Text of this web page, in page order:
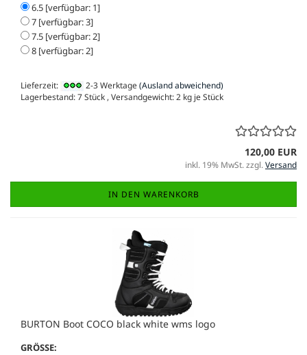
6.5 [verfügbar: 1]
7 [verfügbar: 3]
7.5 [verfügbar: 2]
8 [verfügbar: 2]
Lieferzeit: 2-3 Werktage(Ausland abweichend)
Lagerbestand: 7 Stück , Versandgewicht:2 kg je Stück
120,00 EUR
inkl. 19% MwSt. zzgl.Versand
IN DEN WARENKORB
BURTON Boot COCO black white wms logo
GRÖSSE: